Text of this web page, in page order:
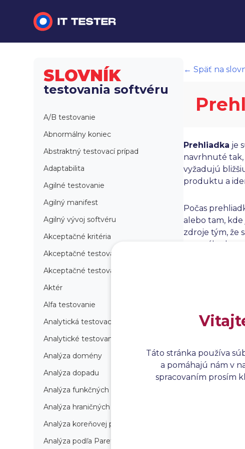
Automatizované testovanie
Slovník
SLOVNÍK
testovania softvéru
A/B testovanie
Abnormálny koniec
Abstraktný testovací prípad
Adaptabilita
Agilné testovanie
Agilný manifest
Agilný vývoj softvéru
Akceptačné kritéria
Akceptačné testovanie
Akceptačné testovanie produkcie
Aktér
Alfa testovanie
Analytická testovacia stratégia
Analytické testovanie
Analýza domény
Analýza dopadu
Analýza funkčných bodov
Analýza hraničných hodnôt
Analýza koreňovej príčiny
Analýza podľa Paretovej metódy
← Späť na
Prehliadka je
navrhnuté tak,
vyžadujú
produktu a
Počas
alebo tam, kde
zdroje tým, že
manuálneho
Táto stránka používa
a pomáhajú nám v
spracovaním prosím